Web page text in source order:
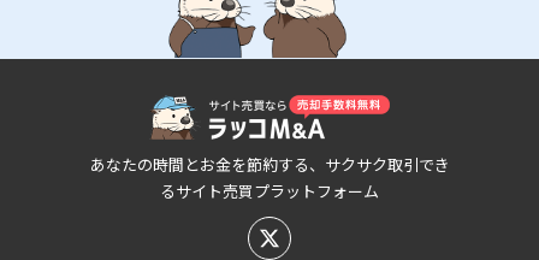
あなたの時間とお金を節約する、サクサク取引でき
るサイト売買プラットフォーム